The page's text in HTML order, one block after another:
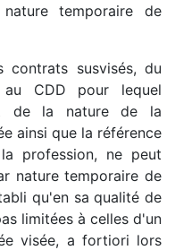
temporaire de
contrats susvisés, du
CDD pour lequel
de la nature de la
ainsi que la référence
profession, ne peut
nature temporaire de
qu'en sa qualité de
limitées à celles d'un
visée, a fortiori lors